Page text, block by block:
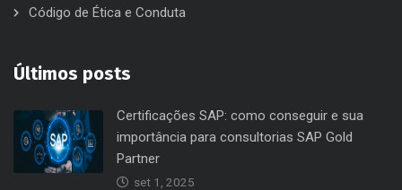
Código de Ética e Conduta
Últimos posts
Certificações SAP: como conseguir e sua
importância para consultorias SAP Gold
Partner
set 1, 2025